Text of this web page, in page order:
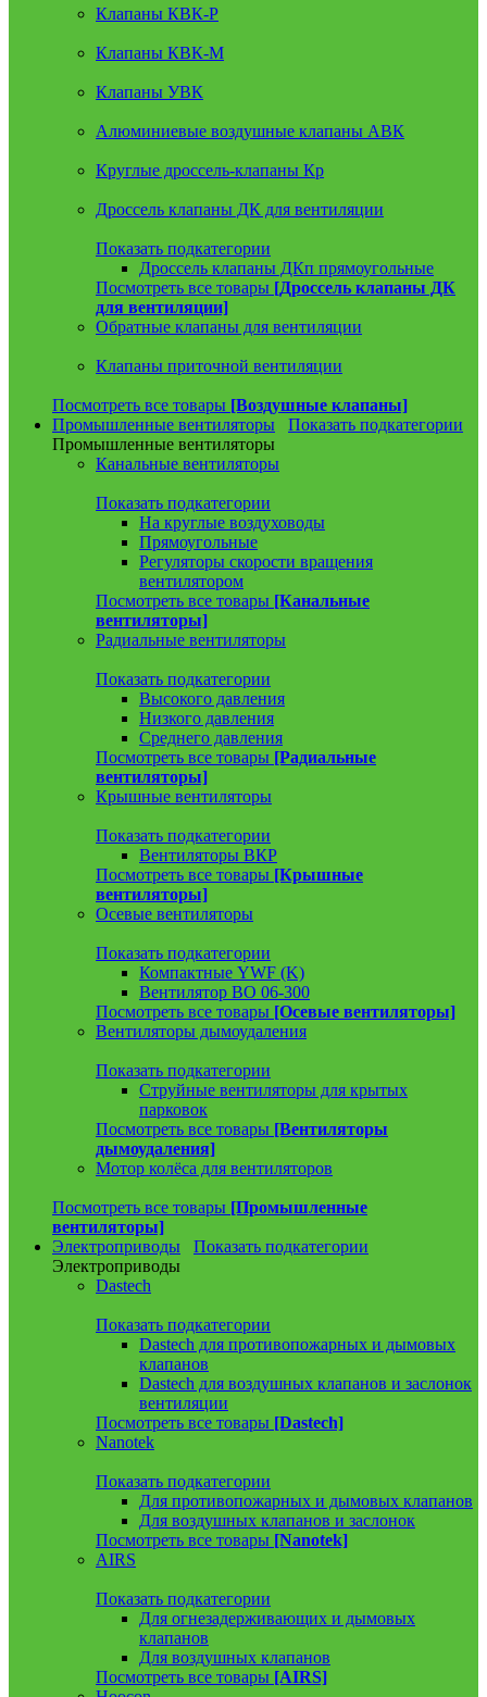
Клапаны КВК-Р
Клапаны КВК-М
Клапаны УВК
Алюминиевые воздушные клапаны АВК
Круглые дроссель-клапаны Кр
Дроссель клапаны ДК для вентиляции
Показать подкатегории
Дроссель клапаны ДКп прямоугольные
Посмотреть все товары [Дроссель клапаны ДК
для вентиляции]
Обратные клапаны для вентиляции
Клапаны приточной вентиляции
Посмотреть все товары [Воздушные клапаны]
Промышленные вентиляторы
Показать подкатегории
Промышленные вентиляторы
Канальные вентиляторы
Показать подкатегории
На круглые воздуховоды
Прямоугольные
Регуляторы скорости вращения
вентилятором
Посмотреть все товары [Канальные
вентиляторы]
Радиальные вентиляторы
Показать подкатегории
Высокого давления
Низкого давления
Среднего давления
Посмотреть все товары [Радиальные
вентиляторы]
Крышные вентиляторы
Показать подкатегории
Вентиляторы ВКР
Посмотреть все товары [Крышные
вентиляторы]
Осевые вентиляторы
Показать подкатегории
Компактные YWF (K)
Вентилятор ВО 06-300
Посмотреть все товары [Осевые вентиляторы]
Вентиляторы дымоудаления
Показать подкатегории
Струйные вентиляторы для крытых
парковок
Посмотреть все товары [Вентиляторы
дымоудаления]
Мотор колёса для вентиляторов
Посмотреть все товары [Промышленные
вентиляторы]
Электроприводы
Показать подкатегории
Электроприводы
Dastech
Показать подкатегории
Dastech для противопожарных и дымовых
клапанов
Dastech для воздушных клапанов и заслонок
вентиляции
Посмотреть все товары [Dastech]
Nanotek
Показать подкатегории
Для противопожарных и дымовых клапанов
Для воздушных клапанов и заслонок
Посмотреть все товары [Nanotek]
AIRS
Показать подкатегории
Для огнезадерживающих и дымовых
клапанов
Для воздушных клапанов
Посмотреть все товары [AIRS]